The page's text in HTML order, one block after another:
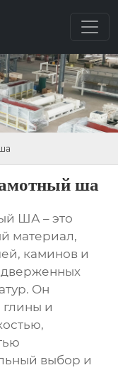
ша
ША – это
материал,
каминов и
Он
глины и
выбор и